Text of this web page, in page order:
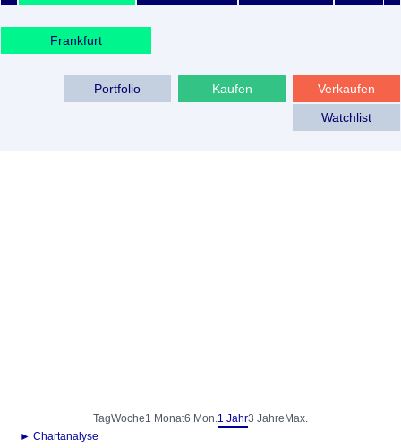
Frankfurt
Verkaufen
Kaufen
Portfolio
Watchlist
TagWoche1 Monat6 Mon.1 Jahr3 Jahre Max.
► Chartanalyse